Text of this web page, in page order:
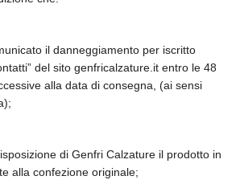
il danneggiamento per iscritto
del sito genfricalzature.it entro le 48
alla data di consegna, (ai sensi
di Genfri Calzature il prodotto in
alla confezione originale;